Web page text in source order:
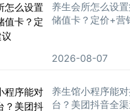
养生会所怎么设
储值卡？定价+营
2026-08-07
养生馆小程序能
台？美团抖音全